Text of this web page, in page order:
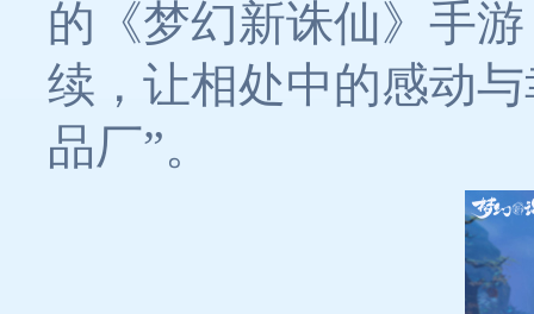
的《梦幻新诛仙》手
续，让相处中的感动
品厂”。